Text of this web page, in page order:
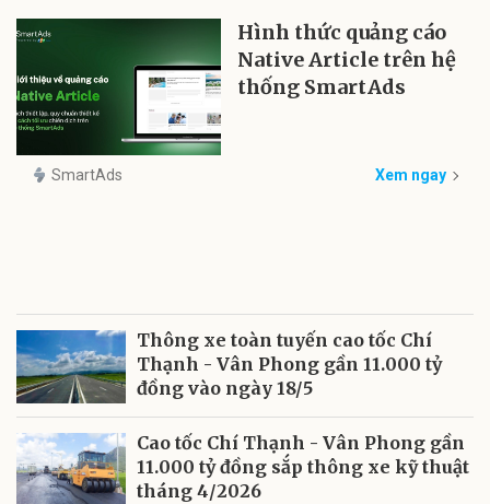
Hình thức quảng cáo
Native Article trên hệ
thống SmartAds
SmartAds Xem ngay
Thông xe toàn tuyến cao tốc Chí
Thạnh - Vân Phong gần 11.000 tỷ
đồng vào ngày 18/5
Cao tốc Chí Thạnh - Vân Phong gần
11.000 tỷ đồng sắp thông xe kỹ thuật
tháng 4/2026